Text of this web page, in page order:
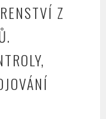
Z